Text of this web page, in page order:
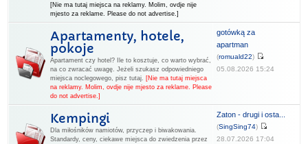
[Nie ma tutaj miejsca na reklamy. Molim, ovdje nije
mjesto za reklame. Please do not advertise.]
Apartamenty, hotele,
pokoje
Apartament czy hotel? Ile to kosztuje, co warto wybrać,
na co zwracać uwagę. Jeżeli szukasz odpowiedniego
miejsca noclegowego, pisz tutaj. [Nie ma tutaj miejsca
na reklamy. Molim, ovdje nije mjesto za reklame. Please
do not advertise.]
gotówką za
apartman
(romuald22)
05.08.2026 15:24
Kempingi
Dla miłośników namiotów, przyczep i biwakowania.
Standardy, ceny, ciekawe miejsca do zwiedzenia przez
Zaton - drugi i osta...
(SingSing74)
28.07.2026 17:04